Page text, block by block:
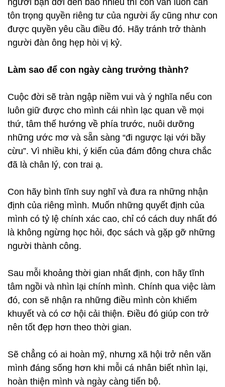
người bạn đời đến bao nhiêu thì con vẫn luôn cần
tôn trọng quyền riêng tư của người ấy cũng như con
được quyền yêu cầu điều đó. Hãy tránh trở thành
người đàn ông hẹp hòi vị kỷ.
Làm sao để con ngày càng trưởng thành?
Cuộc đời sẽ tràn ngập niềm vui và ý nghĩa nếu con
luôn giữ được cho mình cái nhìn lạc quan về mọi
thứ, tâm thế hướng về phía trước, nuôi dưỡng
những ước mơ và sẵn sàng “đi ngược lại với bầy
cừu”. Vì nhiều khi, ý kiến của đám đông chưa chắc
đã là chân lý, con trai ạ.
Con hãy bình tĩnh suy nghĩ và đưa ra những nhận
định của riêng mình. Muốn những quyết định của
mình có tỷ lệ chính xác cao, chỉ có cách duy nhất đó
là không ngừng học hỏi, đọc sách và gặp gỡ những
người thành công.
Sau mỗi khoảng thời gian nhất định, con hãy tĩnh
tâm ngồi và nhìn lại chính mình. Chính qua việc làm
đó, con sẽ nhận ra những điều mình còn khiếm
khuyết và có cơ hội cải thiện. Điều đó giúp con trở
nên tốt đẹp hơn theo thời gian.
Sẽ chẳng có ai hoàn mỹ, nhưng xã hội trở nên văn
mình đáng sống hơn khi mỗi cá nhân biết nhìn lại,
hoàn thiện mình và ngày càng tiến bộ.